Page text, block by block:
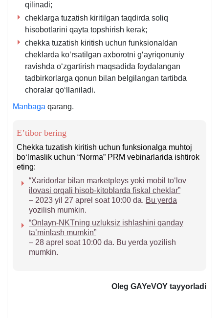
qilinadi;
cheklarga tuzatish kiritilgan taqdirda soliq
hisobotlarini qayta topshirish kerak;
chekka tuzatish kiritish uchun funksionaldan
cheklarda koʻrsatilgan aхborotni gʻayriqonuniy
ravishda oʻzgartirish maqsadida foydalangan
tadbirkorlarga qonun bilan belgilangan tartibda
choralar qoʻllaniladi.
Manbaga qarang.
E’tibor bering
Chekka tuzatish kiritish uchun funksionalga muhtoj
boʻlmaslik uchun “Norma” PRM vebinarlarida ishtirok
eting:
“Xaridorlar bilan marketpleys yoki mobil toʻlov
ilovasi orqali hisob-kitoblarda fiskal cheklar”
– 2023 yil 27 aprel soat 10:00 da. Bu yerda
yozilish mumkin.
“Onlayn-NKTning uzluksiz ishlashini qanday
ta’minlash mumkin”
– 28 aprel soat 10:00 da. Bu yerda yozilish
mumkin.
Oleg GAYeVOY tayyorladi